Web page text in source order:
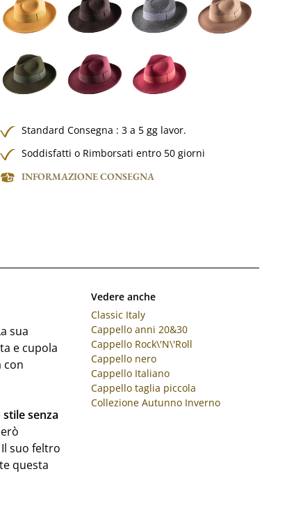
Standard Consegna : 3 a 5 gg lavor.
Soddisfatti o Rimborsati entro 50 giorni
INFORMAZIONE CONSEGNA
sua
e cupola
con
senza
Il suo feltro
questa
Vedere anche
Classic Italy
Cappello anni 20&30
Cappello Rock\'N\'Roll
Cappello nero
Cappello Italiano
Cappello taglia piccola
Collezione Autunno Inverno